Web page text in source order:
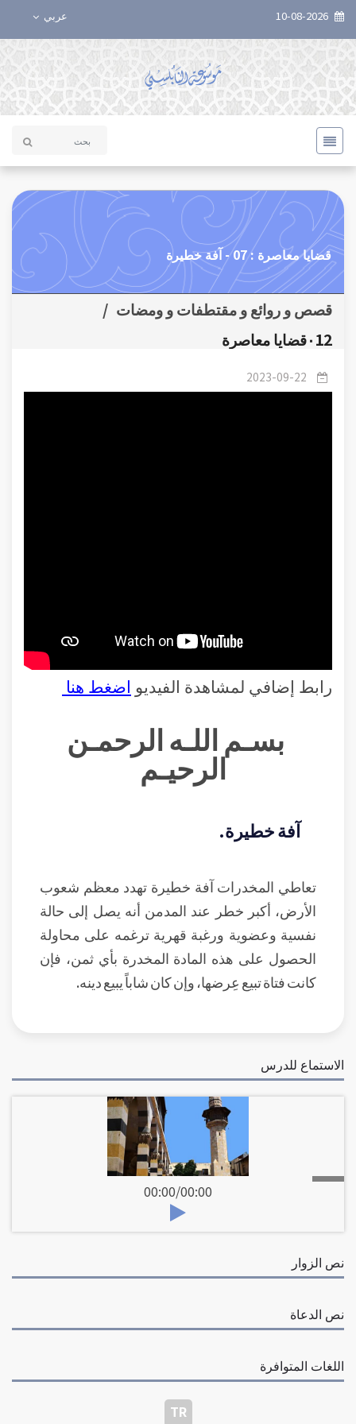
عربي
قضايا معاصرة : 07 - آفة خطيرة
قصص و روائع و مقتطفات و ومضات /
٠12قضايا معاصرة
2023-09-22
رابط إضافي لمشاهدة الفيديو اضغط هنا
بسـم اللـه الرحمـن
الرحيـم
آفة خطيرة.
تعاطي المخدرات آفة خطيرة تهدد معظم شعوب
الأرض، أكبر خطر عند المدمن أنه يصل إلى حالة
نفسية وعضوية ورغبة قهرية ترغمه على محاولة
الحصول على هذه المادة المخدرة بأي ثمن، فإن
كانت فتاة تبيع عِرضها، وإن كان شاباً يبيع دينه.
الاستماع للدرس
00:00/00:00
نص الزوار
نص الدعاة
اللغات المتوافرة
TR